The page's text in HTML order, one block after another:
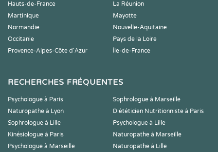
Hauts-de-France
La Réunion
Martinique
Mayotte
Normandie
Nouvelle-Aquitaine
Occitanie
Pays de la Loire
Provence-Alpes-Côte d'Azur
Île-de-France
RECHERCHES FRÉQUENTES
Psychologue à Paris
Sophrologue à Marseille
Naturopathe à Lyon
Diététicien Nutritionniste à Paris
Sophrologue à Lille
Psychologue à Lille
Kinésiologue à Paris
Naturopathe à Marseille
Psychologue à Marseille
Naturopathe à Lille